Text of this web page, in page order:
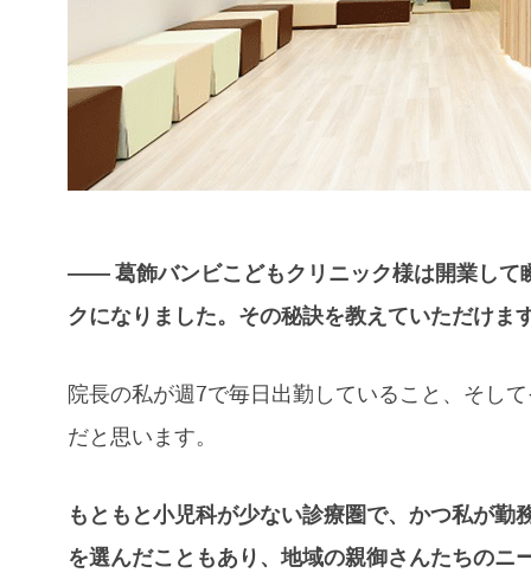
―― 葛飾バンビこどもクリニック様は開業して
クになりました。その秘訣を教えていただけま
院長の私が週7で毎日出勤していること、そし
だと思います。
もともと小児科が少ない診療圏で、かつ私が
を選んだこともあり、地域の親御さんたちの